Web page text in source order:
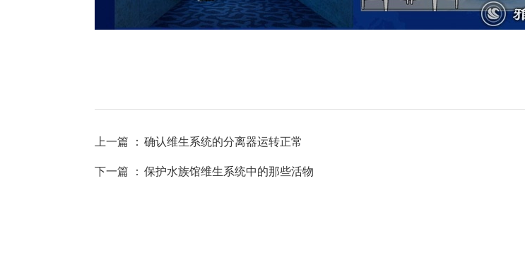
上一篇 ： 确认维生系统的分离器运转正常
下一篇 ： 保护水族馆维生系统中的那些活物